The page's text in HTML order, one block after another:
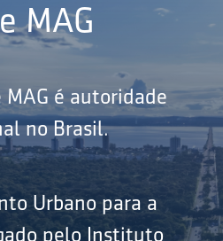
MAG
é autoridade
no Brasil.
Urbano para a
pelo Instituto